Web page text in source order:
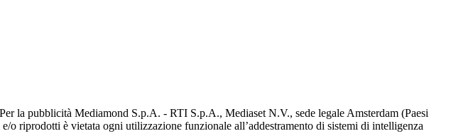
la pubblicità Mediamond S.p.A. - RTI S.p.A., Mediaset N.V., sede legale Amsterdam (Paesi
o riprodotti è vietata ogni utilizzazione funzionale all’addestramento di sistemi di intelligenza